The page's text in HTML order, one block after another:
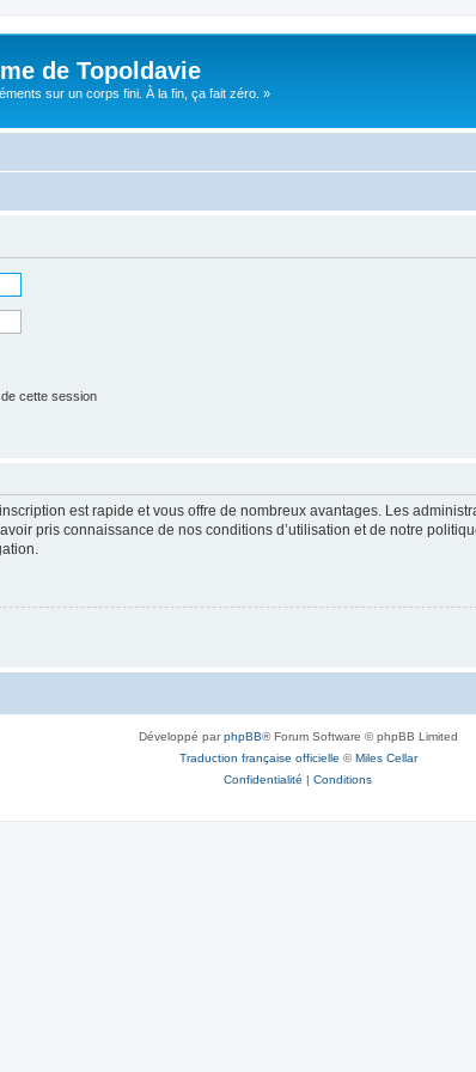
de Topoldavie
sur un corps fini. À la fin, ça fait zéro. »
cette session
est rapide et vous offre de nombreux avantages. Les
pris connaissance de nos conditions d’utilisation et de notre
Développé parphpBB® Forum Software © phpBB Limited
Traduction française officielle ©Miles Cellar
Confidentialité | Conditions